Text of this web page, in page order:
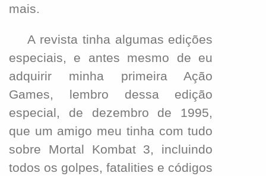
mais.
A revista tinha algumas edições
especiais, e antes mesmo de eu
adquirir minha primeira Ação
Games, lembro dessa edição
especial, de dezembro de 1995,
que um amigo meu tinha com tudo
sobre Mortal Kombat 3, incluindo
todos os golpes, fatalities e códigos